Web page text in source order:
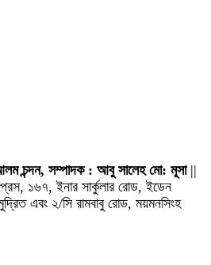
চন্দন, সম্পাদক : আবু সালেহ মো: মূসা||
১৬৭, ইনার সার্কুলার রোড, ইডেন
এবং ২/সি রামবাবু রোড, ময়মনসিংহ